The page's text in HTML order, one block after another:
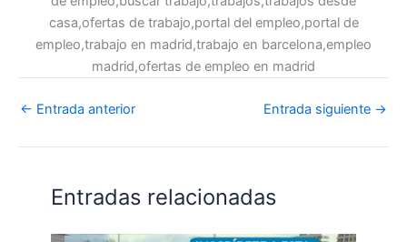
casa,ofertas de trabajo,portal del empleo,portal de
empleo,trabajo en madrid,trabajo en barcelona,empleo
madrid,ofertas de empleo en madrid
← Entrada anterior Entrada siguiente →
Entradas relacionadas